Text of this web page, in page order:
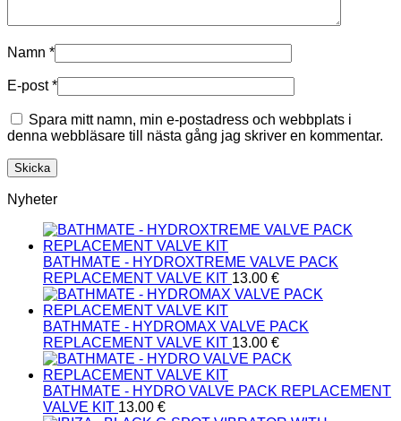
Namn *
E-post*
Spara mitt namn, min e-postadress och webbplats i
denna webbläsare till nästa gång jag skriver en kommentar.
Nyheter
BATHMATE - HYDROXTREME VALVE PACK
REPLACEMENT VALVE KIT 13.00 €
BATHMATE - HYDROMAX VALVE PACK
REPLACEMENT VALVE KIT 13.00 €
BATHMATE - HYDRO VALVE PACK REPLACEMENT
VALVE KIT 13.00 €